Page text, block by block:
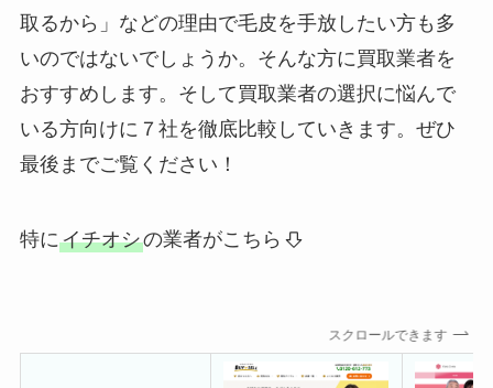
取るから」などの理由で毛皮を手放したい方も多
いのではないでしょうか。そんな方に買取業者を
おすすめします。そして買取業者の選択に悩んで
いる方向けに７社を徹底比較していきます。ぜひ
最後までご覧ください！
特にイチオシの業者がこちら
スクロールできます